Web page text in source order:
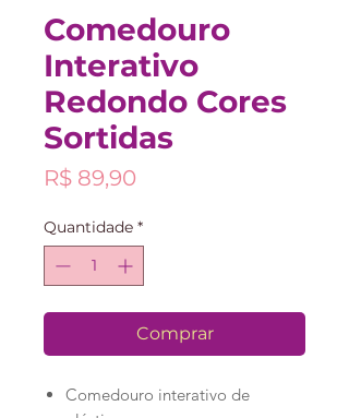
Comedouro
Interativo
Redondo Cores
Sortidas
R$ 89,90
Quantidade *
Comprar
Comedouro interativo de